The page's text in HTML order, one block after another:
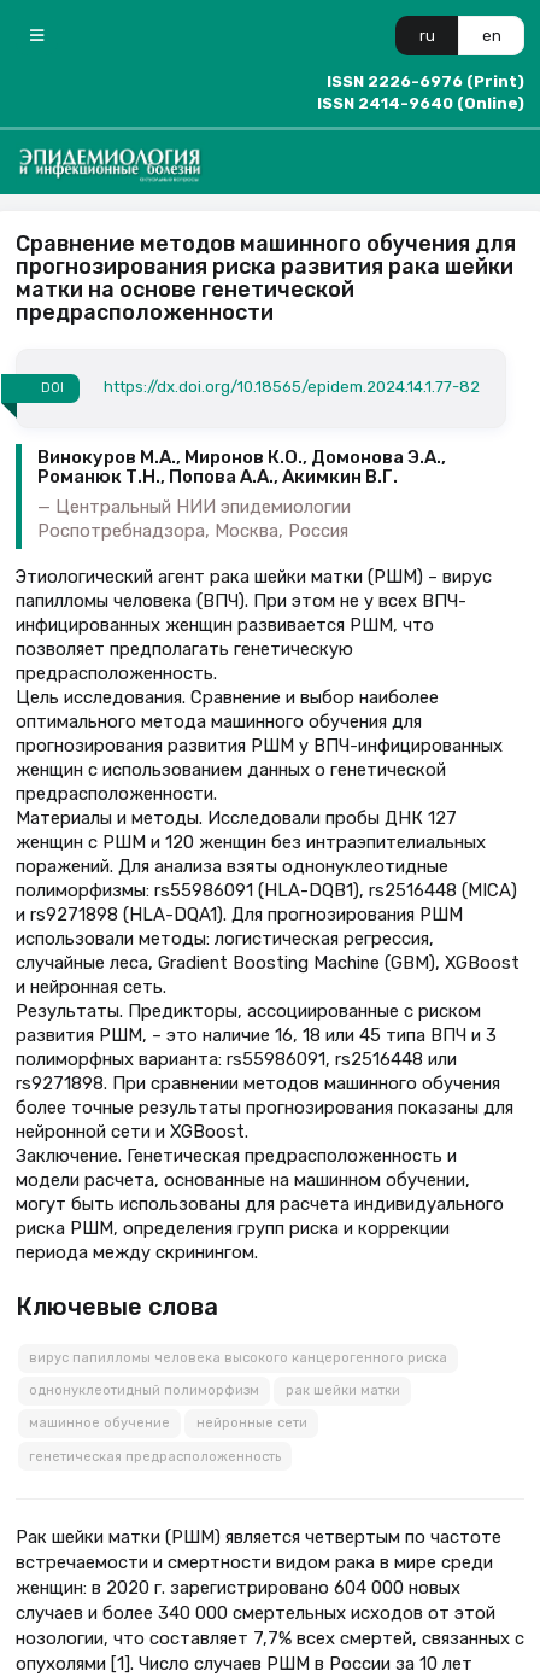
ru en
ISSN 2226-6976 (Print)
ISSN 2414-9640 (Online)
Сравнение методов машинного обучения для
прогнозирования риска развития рака шейки
матки на основе генетической
предрасположенности
DOI https://dx.doi.org/10.18565/epidem.2024.14.1.77-82
Винокуров М.А., Миронов К.О., Домонова Э.А.,
Романюк Т.Н., Попова А.А., Акимкин В.Г.
Центральный НИИ эпидемиологии
Роспотребнадзора, Москва, Россия
Этиологический агент рака шейки матки (РШМ) – вирус
папилломы человека (ВПЧ). При этом не у всех ВПЧ-
инфицированных женщин развивается РШМ, что
позволяет предполагать генетическую
предрасположенность.
Цель исследования. Сравнение и выбор наиболее
оптимального метода машинного обучения для
прогнозирования развития РШМ у ВПЧ-инфицированных
женщин с использованием данных о генетической
предрасположенности.
Материалы и методы. Исследовали пробы ДНК 127
женщин с РШМ и 120 женщин без интраэпителиальных
поражений. Для анализа взяты однонуклеотидные
полиморфизмы: rs55986091 (HLA-DQB1), rs2516448 (MICA)
и rs9271898 (HLA-DQA1). Для прогнозирования РШМ
использовали методы: логистическая регрессия,
случайные леса, Gradient Boosting Machine (GBM), XGBoost
и нейронная сеть.
Результаты. Предикторы, ассоциированные с риском
развития РШМ, – это наличие 16, 18 или 45 типа ВПЧ и 3
полиморфных варианта: rs55986091, rs2516448 или
rs9271898. При сравнении методов машинного обучения
более точные результаты прогнозирования показаны для
нейронной сети и XGBoost.
Заключение. Генетическая предрасположенность и
модели расчета, основанные на машинном обучении,
могут быть использованы для расчета индивидуального
риска РШМ, определения групп риска и коррекции
периода между скринингом.
Ключевые слова
вирус папилломы человека высокого канцерогенного риска
однонуклеотидный полиморфизм рак шейки матки
машинное обучение нейронные сети
генетическая предрасположенность
Рак шейки матки (РШМ) является четвертым по частоте
встречаемости и смертности видом рака в мире среди
женщин: в 2020 г. зарегистрировано 604 000 новых
случаев и более 340 000 смертельных исходов от этой
нозологии, что составляет 7,7% всех смертей, связанных с
опухолями [1]. Число случаев РШМ в России за 10 лет